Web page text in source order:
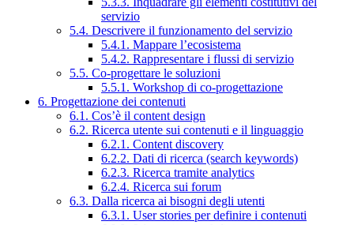
servizio
5.4. Descrivere il funzionamento del servizio
5.4.1. Mappare l’ecosistema
5.4.2. Rappresentare i flussi di servizio
5.5. Co-progettare le soluzioni
5.5.1. Workshop di co-progettazione
6. Progettazione dei contenuti
6.1. Cos’è il content design
6.2. Ricerca utente sui contenuti e il linguaggio
6.2.1. Content discovery
6.2.2. Dati di ricerca (search keywords)
6.2.3. Ricerca tramite analytics
6.2.4. Ricerca sui forum
6.3. Dalla ricerca ai bisogni degli utenti
6.3.1. User stories per definire i contenuti